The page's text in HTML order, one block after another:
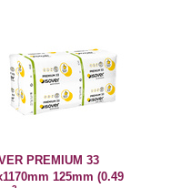
PREMIUM 33
125mm (0.49